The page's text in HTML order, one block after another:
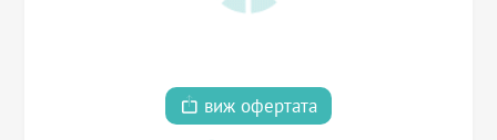
виж офертата